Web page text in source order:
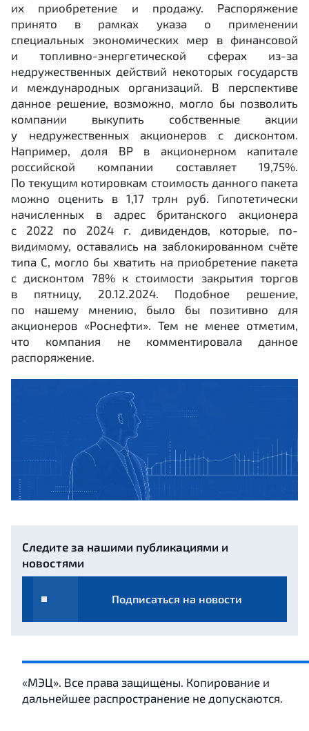
их приобретение и продажу. Распоряжение
принято в рамках указа о применении
специальных экономических мер в финансовой
и топливно-энергетической сферах из-за
недружественных действий некоторых государств
и международных организаций. В перспективе
данное решение, возможно, могло бы позволить
компании выкупить собственные акции
у недружественных акционеров с дисконтом.
Например, доля BP в акционерном капитале
российской компании составляет 19,75%.
По текущим котировкам стоимость данного пакета
можно оценить в 1,17 трлн руб. Гипотетически
начисленных в адрес британского акционера
с 2022 по 2024 г. дивидендов, которые, по-
видимому, оставались на заблокированном счёте
типа С, могло бы хватить на приобретение пакета
с дисконтом 78% к стоимости закрытия торгов
в пятницу, 20.12.2024. Подобное решение,
по нашему мнению, было бы позитивно для
акционеров «Роснефти». Тем не менее отметим,
что компания не комментировала данное
распоряжение.
Следите за нашими публикациями и
новостями
Подписаться на новости
«МЭЦ». Все права защищены. Копирование и
дальнейшее распространение не допускаются.